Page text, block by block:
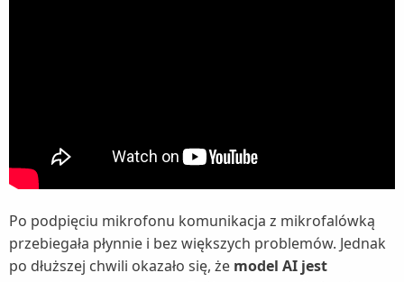
Po podpięciu mikrofonu komunikacja z mikrofalówką
przebiegała płynnie i bez większych problemów. Jednak
po dłuższej chwili okazało się, że model AI jest